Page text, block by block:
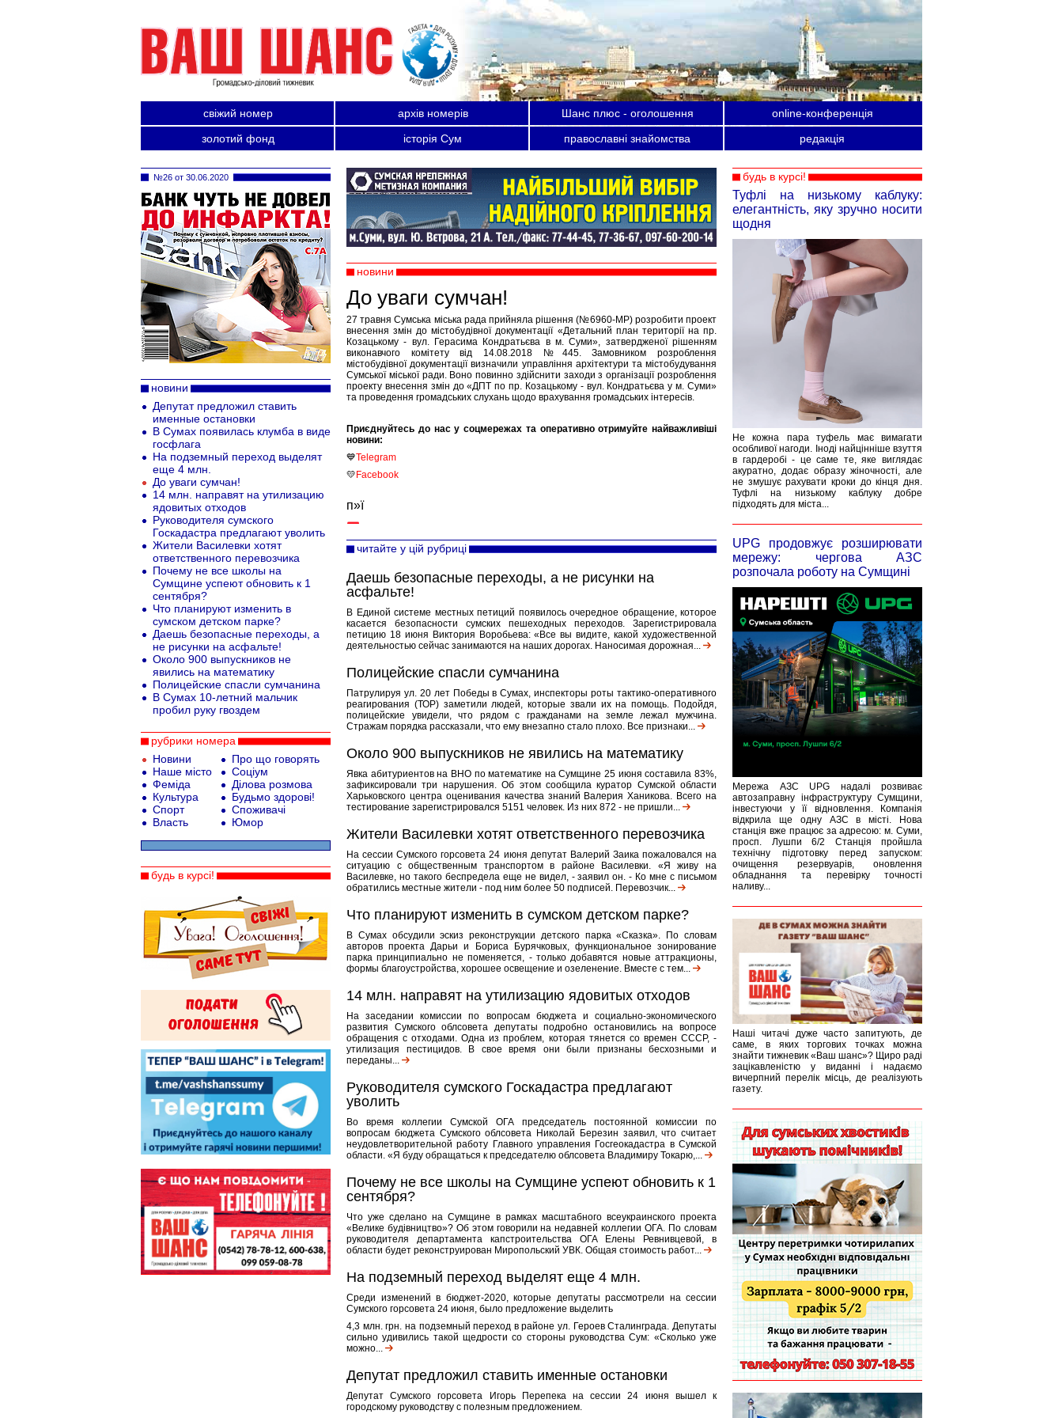
свіжий номер архів номерів Шанс плюс - оголошення
online-конференція
золотий фонд
історія Сум православні знайомства редакція
новини
До уваги сумчан!
27 травня Сумська міська рада прийняла рішення (№6960-МР) розробити проект
внесення змін до містобудівної документації «Детальний план території на пр.
Козацькому - вул. Герасима Кондратьєва в м. Суми», затвердженої рішенням
виконавчого комітету від 14.08.2018 №445. Замовником розроблення
містобудівної документації визначили управління архітектури та містобудування
Сумської міської ради. Воно повинно здійснити заходи з організації розроблення
проекту внесення змін до «ДПТ по пр. Козацькому - вул. Кондратьєва у м. Суми»
та проведення громадських слухань щодо врахування громадських інтересів.
Приєднуйтесь до нас у соцмережах та оперативно отримуйте найважливіші
новини:
💙Telegram
💛 Facebook
п»ї
читайте у цій рубриці
Даешь безопасные переходы, а не рисунки на
асфальте!
В Единой системе местных петиций появилось очередное обращение, которое
касается безопасности сумских пешеходных переходов. Зарегистрировала
петицию 18 июня Виктория Воробьева: «Все вы видите, какой художественной
деятельностью сейчас занимаются на наших дорогах. Наносимая дорожная...
Полицейские спасли сумчанина
Патрулируя ул. 20 лет Победы в Сумах, инспекторы роты тактико-оперативного
реагирования (ТОР) заметили людей, которые звали их на помощь. Подойдя,
полицейские увидели, что рядом с гражданами на земле лежал мужчина.
Стражам порядка рассказали, что ему внезапно стало плохо. Все признаки...
Около 900 выпускников не явились на математику
Явка абитуриентов на ВНО по математике на Сумщине 25 июня составила 83%,
зафиксировали три нарушения. Об этом сообщила куратор Сумской области
Харьковского центра оценивания качества знаний Валерия Ханикова. Всего на
тестирование зарегистрировался 5151 человек. Из них 872 - не пришли...
Жители Василевки хотят ответственного перевозчика
На сессии Сумского горсовета 24 июня депутат Валерий Заика пожаловался на
ситуацию с общественным транспортом в районе Василевки. «Я живу на
Василевке, но такого беспредела еще не видел, - заявил он. - Ко мне с письмом
обратились местные жители - под ним более 50 подписей. Перевозчик...
Что планируют изменить в сумском детском парке?
В Сумах обсудили эскиз реконструкции детского парка «Сказка». По словам
авторов проекта Дарьи и Бориса Бурячковых, функциональное зонирование
парка принципиально не поменяется, - только добавятся новые аттракционы,
формы благоустройства, хорошее освещение и озеленение. Вместе с тем...
14 млн. направят на утилизацию ядовитых отходов
На заседании комиссии по вопросам бюджета и социально-экономического
развития Сумского облсовета депутаты подробно остановились на вопросе
обращения с отходами. Одна из проблем, которая тянется со времен СССР, -
утилизация пестицидов. В свое время они были признаны бесхозными и
переданы...
Руководителя сумского Госкадастра предлагают
уволить
Во время коллегии Сумской ОГА председатель постоянной комиссии по
вопросам бюджета Сумского облсовета Николай Березин заявил, что считает
неудовлетворительной работу Главного управления Госгеокадастра в Сумской
области. «Я буду обращаться к председателю облсовета Владимиру Токарю,...
Почему не все школы на Сумщине успеют обновить к 1
сентября?
Что уже сделано на Сумщине в рамках масштабного всеукраинского проекта
«Велике будівництво»? Об этом говорили на недавней коллегии ОГА. По словам
руководителя департамента капстроительства ОГА Елены Ревнивцевой, в
области будет реконструирован Миропольский УВК. Общая стоимость работ...
На подземный переход выделят еще 4 млн.
Среди изменений в бюджет-2020, которые депутаты рассмотрели на сессии
Сумского горсовета 24 июня, было предложение выделить
4,3 млн. грн. на подземный переход в районе ул. Героев Сталинграда. Депутаты
сильно удивились такой щедрости со стороны руководства Сум: «Сколько уже
можно...
Депутат предложил ставить именные остановки
Депутат Сумского горсовета Игорь Перепека на сессии 24 июня вышел к
городскому руководству с полезным предложением.
будь в курсі!
Туфлі на низькому каблуку:
елегантність, яку зручно носити
щодня
Не кожна пара туфель має вимагати
особливої нагоди. Іноді найцінніше взуття
в гардеробі - це саме те, яке виглядає
акуратно, додає образу жіночності, але
не змушує рахувати кроки до кінця дня.
Туфлі на низькому каблуку добре
підходять для міста...
UPG продовжує розширювати
мережу: чергова АЗС
розпочала роботу на Сумщині
Мережа АЗС UPG надалі розвиває
автозаправну інфраструктуру Сумщини,
інвестуючи у її відновлення. Компанія
відкрила ще одну АЗС в місті. Нова
станція вже працює за адресою: м. Суми,
просп. Лушпи 6/2 Станція пройшла
технічну підготовку перед запуском:
очищення резервуарів, оновлення
обладнання та перевірку точності
наливу...
Наші читачі дуже часто запитують, де
саме, в яких торгових точках можна
знайти тижневик «Ваш шанс»? Щиро раді
зацікавленістю у виданні і надаємо
вичерпний перелік місць, де реалізують
газету.
№26 от 30.06.2020
новини
Депутат предложил ставить
именные остановки
В Сумах появилась клумба в виде
госфлага
На подземный переход выделят
еще 4 млн.
До уваги сумчан!
14 млн. направят на утилизацию
ядовитых отходов
Руководителя сумского
Госкадастра предлагают уволить
Жители Василевки хотят
ответственного перевозчика
Почему не все школы на
Сумщине успеют обновить к 1
сентября?
Что планируют изменить в
сумском детском парке?
Даешь безопасные переходы, а
не рисунки на асфальте!
Около 900 выпускников не
явились на математику
Полицейские спасли сумчанина
В Сумах 10-летний мальчик
пробил руку гвоздем
рубрики номера
Новини
Наше місто
Феміда
Культура
Спорт
Власть
Про що говорять
Соціум
Ділова розмова
Будьмо здорові!
Споживачі
Юмор
будь в курсі!